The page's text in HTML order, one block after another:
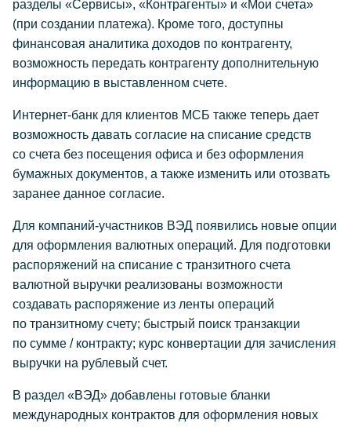
разделы «Сервисы», «Контрагенты» и «Мои счета»
(при создании платежа). Кроме того, доступны
финансовая аналитика доходов по контрагенту,
возможность передать контрагенту дополнительную
информацию в выставленном счете.
Интернет-банк для клиентов МСБ также теперь дает
возможность давать согласие на списание средств
со счета без посещения офиса и без оформления
бумажных документов, а также изменить или отозвать
заранее данное согласие.
Для компаний-участников ВЭД появились новые опции
для оформления валютных операций. Для подготовки
распоряжений на списание с транзитного счета
валютной выручки реализованы возможности
создавать распоряжение из ленты операций
по транзитному счету; быстрый поиск транзакции
по сумме / контракту; курс конвертации для зачисления
выручки на рублевый счет.
В раздел «ВЭД» добавлены готовые бланки
международных контрактов для оформления новых